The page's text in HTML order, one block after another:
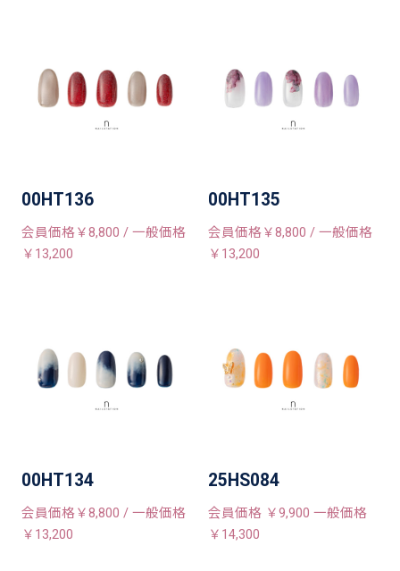
00HT136
会員価格￥8,800 / 一般価格
￥13,200
00HT135
会員価格￥8,800 / 一般価格
￥13,200
00HT134
会員価格￥8,800 / 一般価格
￥13,200
25HS084
会員価格 ￥9,900 一般価格
￥14,300